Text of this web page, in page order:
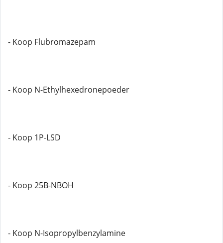
- Koop Flubromazepam
- Koop N-Ethylhexedronepoeder
- Koop 1P-LSD
- Koop 25B-NBOH
- Koop N-Isopropylbenzylamine